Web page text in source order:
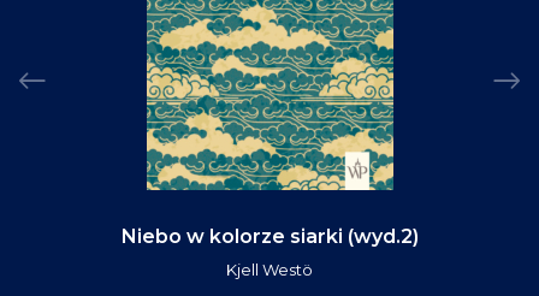
Niebo w kolorze siarki (wyd.2)
Kjell Westö